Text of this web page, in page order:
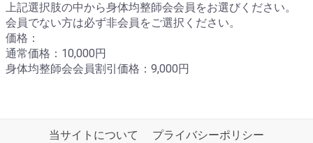
上記選択肢の中から身体均整師会会員をお選びください。
会員でない方は必ず非会員をご選択ください。
価格：
通常価格：10,000円
身体均整師会会員割引価格：9,000円
当サイトについて プライバシーポリシー